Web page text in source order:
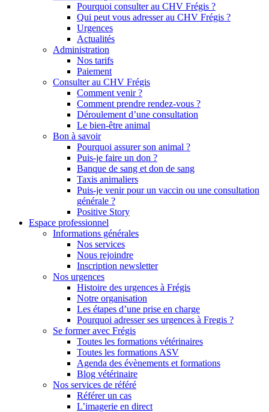
Pourquoi consulter au CHV Frégis ?
Qui peut vous adresser au CHV Frégis ?
Urgences
Actualités
Administration
Nos tarifs
Paiement
Consulter au CHV Frégis
Comment venir ?
Comment prendre rendez-vous ?
Déroulement d’une consultation
Le bien-être animal
Bon à savoir
Pourquoi assurer son animal ?
Puis-je faire un don ?
Banque de sang et don de sang
Taxis animaliers
Puis-je venir pour un vaccin ou une consultation
générale ?
Positive Story
Espace professionnel
Informations générales
Nos services
Nous rejoindre
Inscription newsletter
Nos urgences
Histoire des urgences à Frégis
Notre organisation
Les étapes d’une prise en charge
Pourquoi adresser ses urgences à Fregis ?
Se former avec Frégis
Toutes les formations vétérinaires
Toutes les formations ASV
Agenda des évènements et formations
Blog vétérinaire
Nos services de référé
Référer un cas
L’imagerie en direct